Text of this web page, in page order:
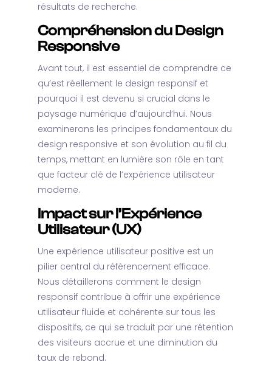
résultats de recherche.
Compréhension du Design
Responsive
Avant tout, il est essentiel de comprendre ce
qu’est réellement le design responsif et
pourquoi il est devenu si crucial dans le
paysage numérique d’aujourd’hui. Nous
examinerons les principes fondamentaux du
design responsive et son évolution au fil du
temps, mettant en lumière son rôle en tant
que facteur clé de l’expérience utilisateur
moderne.
Impact sur l’Expérience
Utilisateur (UX)
Une expérience utilisateur positive est un
pilier central du référencement efficace.
Nous détaillerons comment le design
responsif contribue à offrir une expérience
utilisateur fluide et cohérente sur tous les
dispositifs, ce qui se traduit par une rétention
des visiteurs accrue et une diminution du
taux de rebond.